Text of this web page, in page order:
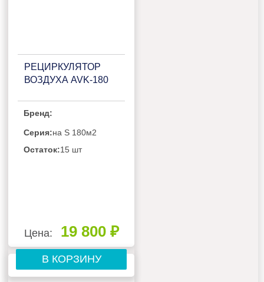
РЕЦИРКУЛЯТОР
ВОЗДУХА AVK-180
Бренд:
Серия:на S 180м2
Остаток:15 шт
Цена: 19 800 ₽
В КОРЗИНУ